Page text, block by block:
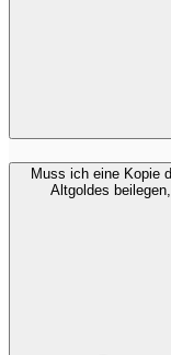
Muss ich eine Kopie
Altgoldes